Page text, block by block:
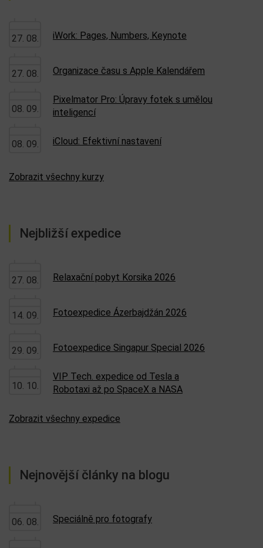
27. 08. iWork: Pages, Numbers, Keynote
27. 08. Organizace času s Apple Kalendářem
08. 09.
Pixelmator Pro: Úpravy fotek s umělou
inteligencí
08. 09. iCloud: Efektivní nastavení
Zobrazit všechny kurzy
Nejbližší expedice
27. 08. Relaxační pobyt Korsika 2026
14. 09. Fotoexpedice Ázerbajdžán 2026
29. 09. Fotoexpedice Singapur Special 2026
10. 10.
VIP Tech. expedice od Tesla a
Robotaxi až po SpaceX a NASA
Zobrazit všechny expedice
Nejnovější články na blogu
06. 08. Speciálně pro fotografy